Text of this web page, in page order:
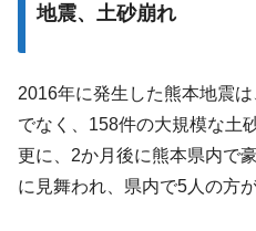
地震、土砂崩れ
2016年に発生した熊本地震
でなく、158件の大規模な土
更に、2か月後に熊本県内で
に見舞われ、県内で5人の方